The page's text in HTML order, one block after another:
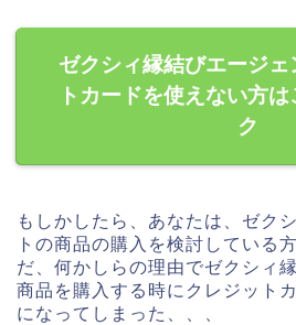
ゼクシィ縁結びエージェ
トカードを使えない方
ク
もしかしたら、あなたは、ゼク
トの商品の購入を検討している
だ、何かしらの理由でゼクシィ
商品を購入する時にクレジット
になってしまった、、、